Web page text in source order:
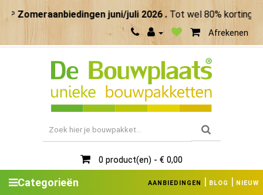
Zomeraanbiedingen juni/juli 2026 .Tot wel 80% korting.
Afrekenen
0 product(en) - € 0,00
Categorieën AANBIEDINGEN | BLOG | NIEUW